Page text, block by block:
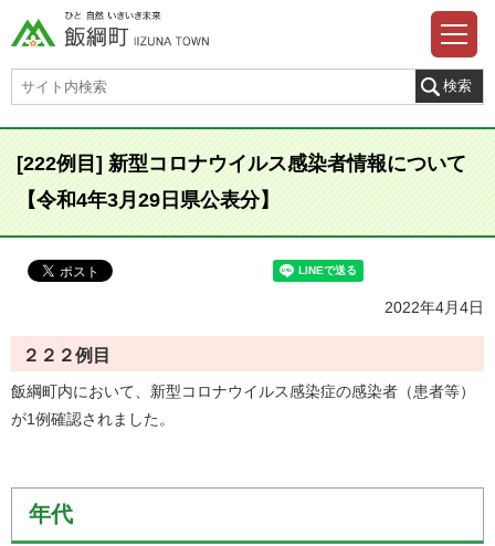
[222例目] 新型コロナウイルス感染者情報について
【令和4年3月29日県公表分】
2022年4月4日
２２２例目
飯綱町内において、新型コロナウイルス感染症の感染者（患者等）
が1例確認されました。
年代